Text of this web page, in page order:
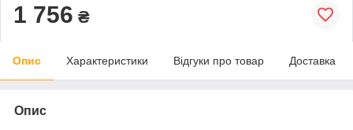
1 756 ₴
Опис Характеристики Відгуки про товар Доставка
Опис